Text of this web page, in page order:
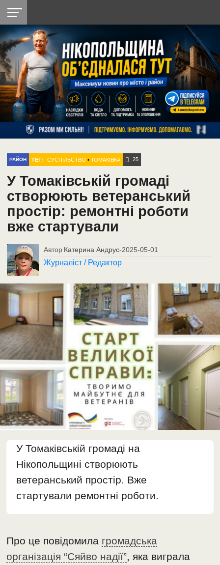
НІКОПОЛЬ
РАЙОН
СІЧЕСЛАВСЬКА
УКРАЇНА
РЕТРО
НІКОПОЛЬ
ЛАЙТ
УКРАЇНА
ДОПОМОГА
РАДІО
РАЙОН ТЕГ: СУСПІЛЬСТВО •ТОМАКІВКА 25
У Томаківській громаді
створюють ветеранський
простір: ремонтні роботи
вже стартували
Автор Катерина Андрус-2025-05-01
Журналіст / Редактор
У Томаківській громаді на
Нікопольщині створюють
ветеранський простір. Вже
стартували ремонтні роботи.
Про це повідомила громадська
організація “Сяйво надії”, яка виграла